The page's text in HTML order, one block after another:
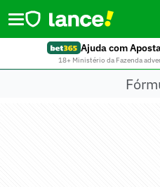
Ajuda com
18+ Ministério da Fazenda